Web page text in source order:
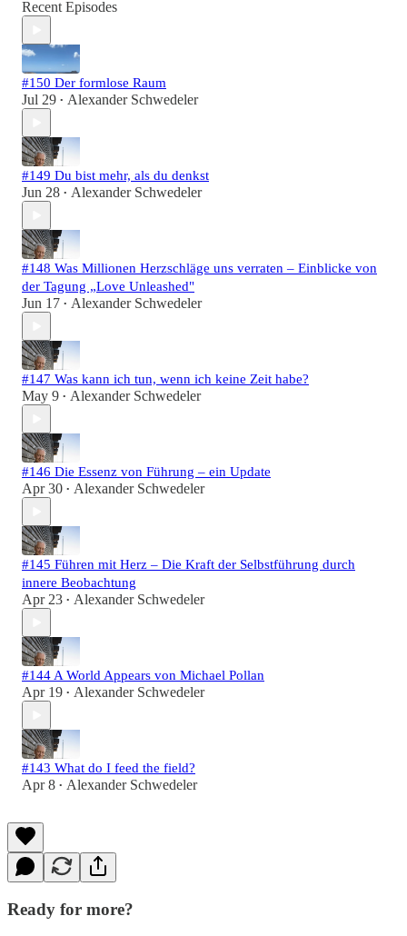
Recent Episodes
#150 Der formlose Raum
Jul 29 • Alexander Schwedeler
#149 Du bist mehr, als du denkst
Jun 28 • Alexander Schwedeler
#148 Was Millionen Herzschläge uns verraten – Einblicke von
der Tagung „Love Unleashed"
Jun 17 • Alexander Schwedeler
#147 Was kann ich tun, wenn ich keine Zeit habe?
May 9 • Alexander Schwedeler
#146 Die Essenz von Führung – ein Update
Apr 30 • Alexander Schwedeler
#145 Führen mit Herz – Die Kraft der Selbstführung durch
innere Beobachtung
Apr 23 • Alexander Schwedeler
#144 A World Appears von Michael Pollan
Apr 19 • Alexander Schwedeler
#143 What do I feed the field?
Apr 8 • Alexander Schwedeler
Ready for more?